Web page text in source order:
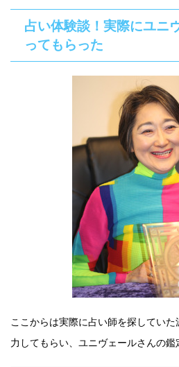
占い体験談！実際にユニ
ってもらった
ここからは実際に占い師を探してい
力してもらい、ユニヴェールさんの鑑